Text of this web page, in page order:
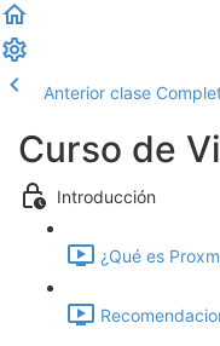
Anterior clase
Curso de
Introducción
¿Qué es